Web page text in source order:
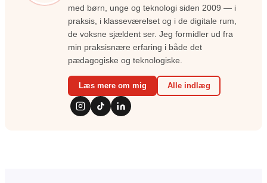
med børn, unge og teknologi siden 2009 — i
praksis, i klasseværelset og i de digitale rum,
de voksne sjældent ser. Jeg formidler ud fra
min praksisnære erfaring i både det
pædagogiske og teknologiske.
Læs mere om mig Alle indlæg